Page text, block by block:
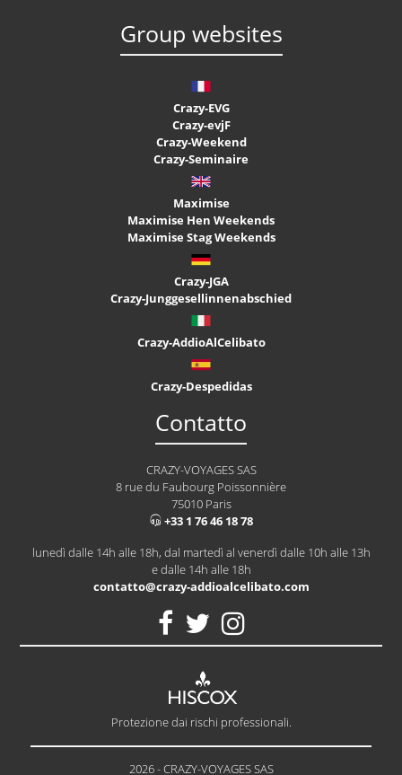
Group websites
Crazy-EVG
Crazy-evjF
Crazy-Weekend
Crazy-Seminaire
Maximise
Maximise Hen Weekends
Maximise Stag Weekends
Crazy-JGA
Crazy-Junggesellinnenabschied
Crazy-AddioAlCelibato
Crazy-Despedidas
Contatto
CRAZY-VOYAGES SAS
8 rue du Faubourg Poissonnière
75010 Paris
+33 1 76 46 18 78
lunedì dalle 14h alle 18h, dal martedì al venerdì dalle 10h alle 13h
e dalle 14h alle 18h
contatto@crazy-addioalcelibato.com
Protezione dai rischi professionali.
2026 - CRAZY-VOYAGES SAS